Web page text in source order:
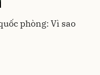
phòng: Vì sao